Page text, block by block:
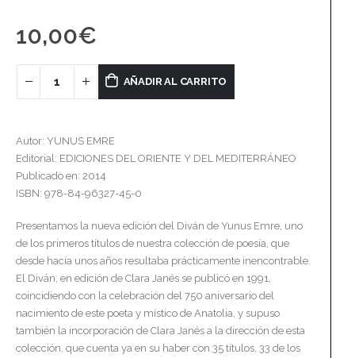
10,00€
AÑADIR AL CARRITO
Autor: YUNUS EMRE
Editorial: EDICIONES DEL ORIENTE Y DEL MEDITERRÁNEO
Publicado en: 2014
ISBN: 978-84-96327-45-0
Presentamos la nueva edición del Diván de Yunus Emre, uno
de los primeros títulos de nuestra colección de poesía, que
desde hacía unos años resultaba prácticamente inencontrable.
El Diván, en edición de Clara Janés se publicó en 1991,
coincidiendo con la celebración del 750 aniversario del
nacimiento de este poeta y místico de Anatolia, y supuso
también la incorporación de Clara Janés a la dirección de esta
colección, que cuenta ya en su haber con 35 títulos, 33 de los